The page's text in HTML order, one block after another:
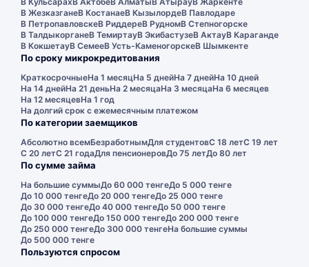
В ЖезказганеВ КостанаеВ КызылордеВ Павлодаре
В ПетропавловскеВ РиддереВ РудномВ Степногорске
В ТалдыкорганеВ ТемиртауВ ЭкибастузеВ АктауВ Караганде
В КокшетауВ СемееВ Усть-КаменогорскеВ Шымкенте
По сроку микрокредитования
КраткосрочныеНа 1 месяцНа 5 днейНа 7 днейНа 10 дней
На 14 днейНа 21 деньНа 2 месяцаНа 3 месяцаНа 6 месяцев
На 12 месяцевНа 1 год
На долгий срок с ежемесячным платежом
По категории заемщиков
Абсолютно всемБезработнымДля студентовС 18 летС 19 лет
С 20 летС 21 годаДля пенсионеровДо 75 летДо 80 лет
По сумме займа
На большие суммыДо 60 000 тенгеДо 5 000 тенге
До 10 000 тенгеДо 20 000 тенгеДо 25 000 тенге
До 30 000 тенгеДо 40 000 тенгеДо 50 000 тенге
До 100 000 тенгеДо 150 000 тенгеДо 200 000 тенге
До 250 000 тенгеДо 300 000 тенгеНа большие суммы
До 500 000 тенге
Пользуются спросом